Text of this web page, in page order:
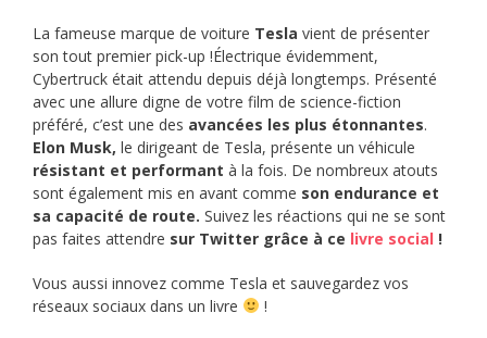
La fameuse marque de voiture Tesla vient de présenter
son tout premier pick-up !Électrique évidemment,
Cybertruck était attendu depuis déjà longtemps. Présenté
avec une allure digne de votre film de science-fiction
préféré, c’est une des avancées les plus étonnantes.
Elon Musk, le dirigeant de Tesla, présente un véhicule
résistant et performant à la fois. De nombreux atouts
sont également mis en avant comme son endurance et
sa capacité de route. Suivez les réactions qui ne se sont
pas faites attendre sur Twitter grâce à ce livre social !
Vous aussi innovez comme Tesla et sauvegardez vos
réseaux sociaux dans un livre
!